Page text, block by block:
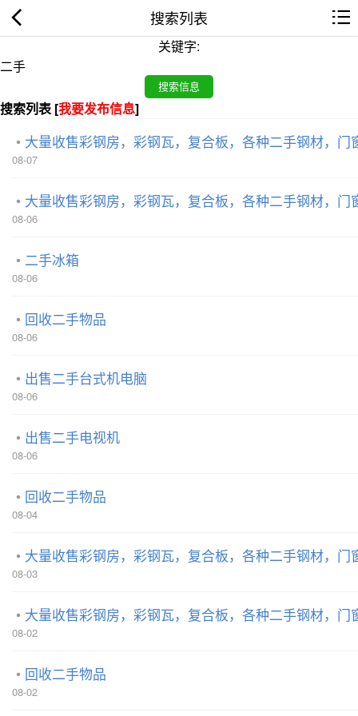
搜索列表
关键字:
搜索列表 [我要发布信息]
大量收售彩钢房，彩钢瓦，复合板，各种二手钢材，门
08-07
大量收售彩钢房，彩钢瓦，复合板，各种二手钢材，门
08-06
二手冰箱
08-06
回收二手物品
08-06
出售二手台式机电脑
08-06
出售二手电视机
08-06
回收二手物品
08-04
大量收售彩钢房，彩钢瓦，复合板，各种二手钢材，门
08-03
大量收售彩钢房，彩钢瓦，复合板，各种二手钢材，门
08-02
回收二手物品
08-02